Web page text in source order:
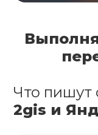
Что пишут
2gis и